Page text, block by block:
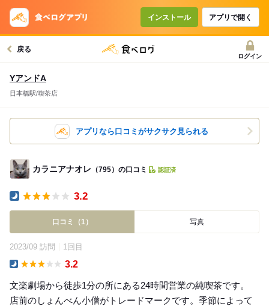
インストール アプリで開く
戻る
ログイン
YアンドA
日本橋駅/喫茶店
アプリなら口コミがサクサク見られる
カラニアナオレ （795）の口コミ 認証済
3.2
口コミ（1） 写真
2023/09 訪問 1回目
3.2
文楽劇場から徒歩1分の所にある24時間営業の純喫茶です。
店前のしょんべん小僧がトレードマークです。季節によって